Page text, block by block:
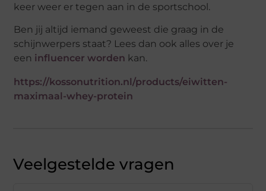
keer weer er tegen aan in de sportschool.
Ben jij altijd iemand geweest die graag in de
schijnwerpers staat? Lees dan ook alles over je
een influencer worden kan.
https://kossonutrition.nl/products/eiwitten-
maximaal-whey-protein
Veelgestelde vragen